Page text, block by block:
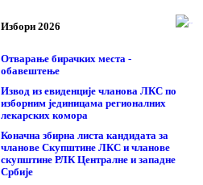
Избори 2026
Отварање бирачких места -
обавештење
Извод из евиденције чланова ЛКС по
изборним јединицама регионалних
лекарских комора
Коначна збирна листа кандидата за
чланове Скупштине ЛКС и чланове
скупштинe РЛК Централне и западне
Србије